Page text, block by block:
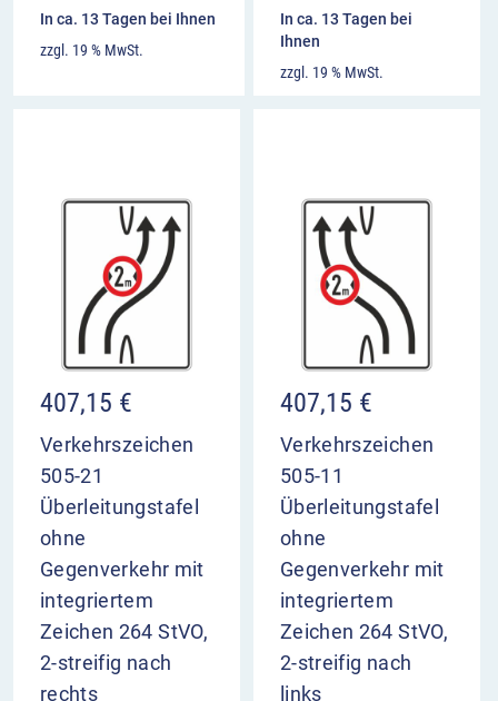
In ca. 13 Tagen bei Ihnen
zzgl. 19 % MwSt.
In ca. 13 Tagen bei
Ihnen
zzgl. 19 % MwSt.
407,15 €
Verkehrszeichen
505-21
Überleitungstafel
ohne
Gegenverkehr mit
integriertem
Zeichen 264 StVO,
2-streifig nach
rechts
407,15 €
Verkehrszeichen
505-11
Überleitungstafel
ohne
Gegenverkehr mit
integriertem
Zeichen 264 StVO,
2-streifig nach
links